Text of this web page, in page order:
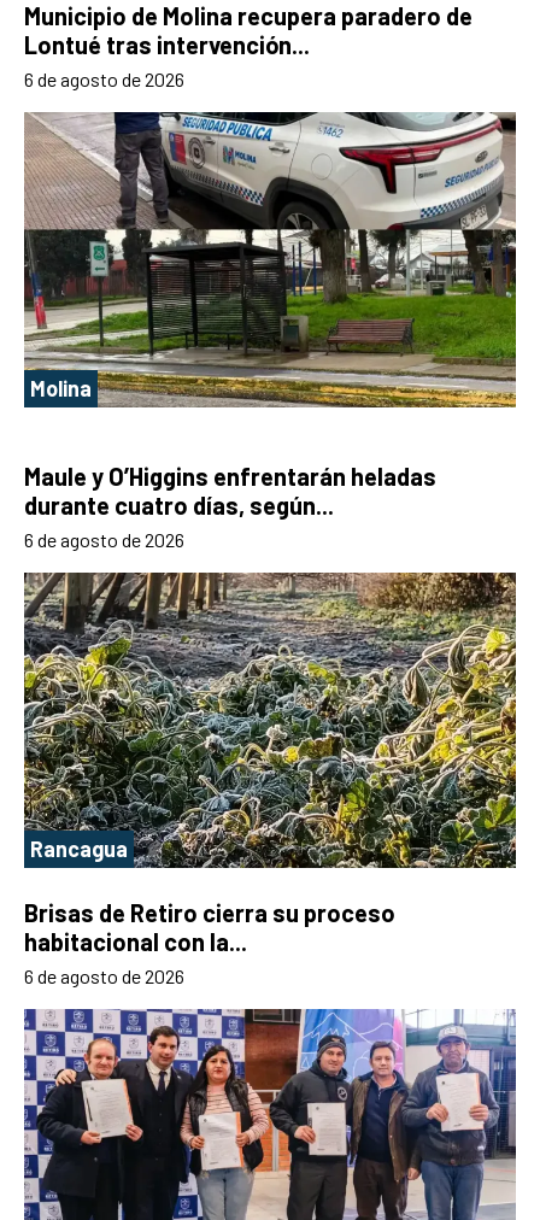
Municipio de Molina recupera paradero de
Lontué tras intervención...
6 de agosto de 2026
Molina
Maule y O’Higgins enfrentarán heladas
durante cuatro días, según...
6 de agosto de 2026
Rancagua
Brisas de Retiro cierra su proceso
habitacional con la...
6 de agosto de 2026